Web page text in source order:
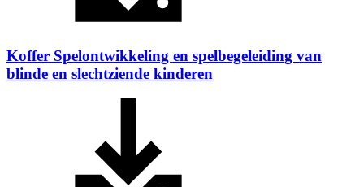
Koffer Spelontwikkeling en spelbegeleiding van
blinde en slechtziende kinderen